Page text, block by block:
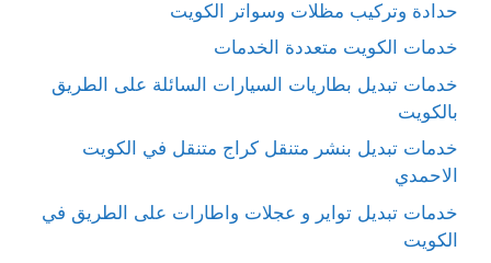
حدادة وتركيب مظلات وسواتر الكويت
خدمات الكويت متعددة الخدمات
خدمات تبديل بطاريات السيارات السائلة على الطريق
بالكويت
خدمات تبديل بنشر متنقل كراج متنقل في الكويت
الاحمدي
خدمات تبديل تواير و عجلات واطارات على الطريق في
الكويت